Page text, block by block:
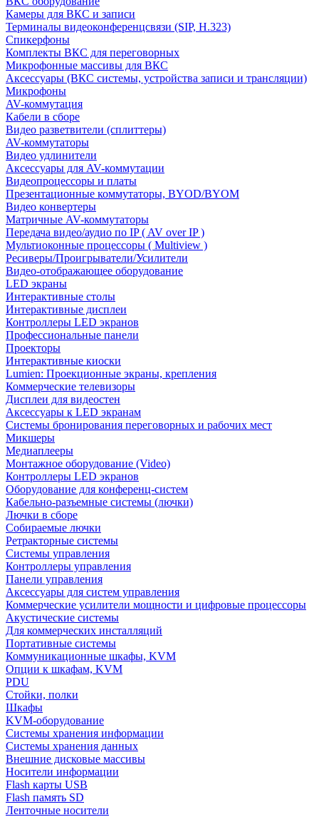
Камеры для ВКС и записи
Терминалы видеоконференцсвязи (SIP, H.323)
Спикерфоны
Комплекты ВКС для переговорных
Микрофонные массивы для ВКС
Аксессуары (ВКС системы, устройства записи и трансляции)
Микрофоны
AV-коммутация
Кабели в сборе
Видео разветвители (сплиттеры)
AV-коммутаторы
Видео удлинители
Аксессуары для AV-коммутации
Видеопроцессоры и платы
Презентационные коммутаторы, BYOD/BYOM
Видео конвертеры
Матричные AV-коммутаторы
Передача видео/аудио по IP ( AV over IP )
Мультиоконные процессоры ( Multiview )
Ресиверы/Проигрыватели/Усилители
Видео-отображающее оборудование
LED экраны
Интерактивные столы
Интерактивные дисплеи
Контроллеры LED экранов
Профессиональные панели
Проекторы
Интерактивные киоски
Lumien: Проекционные экраны, крепления
Коммерческие телевизоры
Дисплеи для видеостен
Аксессуары к LED экранам
Системы бронирования переговорных и рабочих мест
Микшеры
Медиаплееры
Монтажное оборудование (Video)
Контроллеры LED экранов
Оборудование для конференц-систем
Кабельно-разъемные системы (лючки)
Лючки в сборе
Собираемые лючки
Ретракторные системы
Системы управления
Контроллеры управления
Панели управления
Аксессуары для систем управления
Коммерческие усилители мощности и цифровые процессоры
Акустические системы
Для коммерческих инсталляций
Портативные системы
Коммуникационные шкафы, KVM
Опции к шкафам, KVM
PDU
Стойки, полки
Шкафы
KVM-оборудование
Системы хранения информации
Системы хранения данных
Внешние дисковые массивы
Носители информации
Flash карты USB
Flash память SD
Ленточные носители